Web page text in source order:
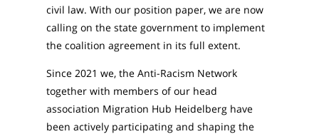
civil law. With our position paper, we are now
calling on the state government to implement
the coalition agreement in its full extent.
Since 2021 we, the Anti-Racism Network
together with members of our head
association Migration Hub Heidelberg have
been actively participating and shaping the